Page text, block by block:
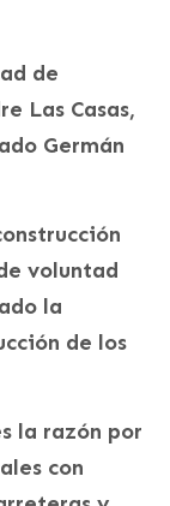
de
Las Casas,
Germán
voluntad
la
de los
la razón por
con